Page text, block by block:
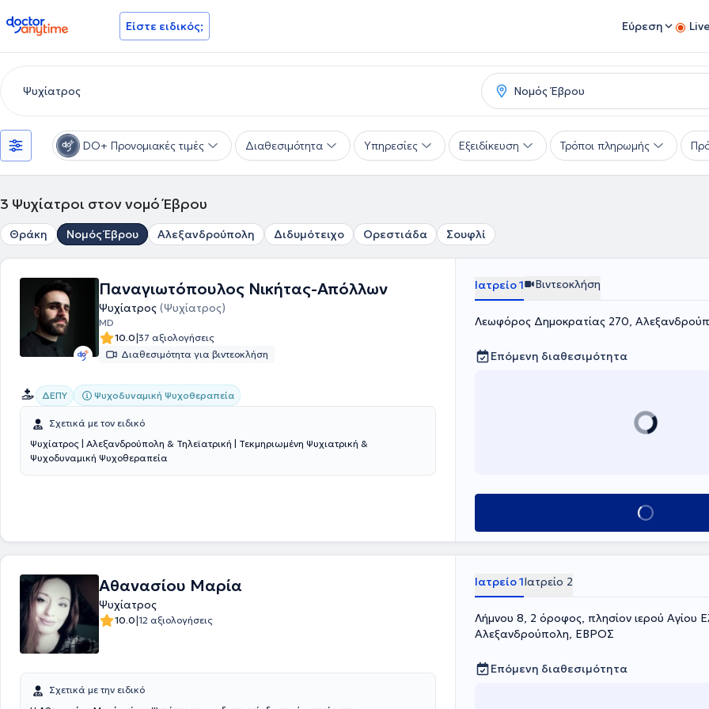
doctoranytime Είστε ειδικός; Εύρεση
DO+ Προνομιακές τιμές Διαθεσιμότητα Υπηρεσίες Εξειδίκευση Τρόποι πληρωμής
3 Ψυχίατροι στον νομό Έβρου
Θράκη Νομός Έβρου Αλεξανδρούπολη Διδυμότειχο Ορεστιάδα Σουφλί
Παναγιωτόπουλος Νικήτας-Απόλλων
Ψυχίατρος (Ψυχίατρος)
MD
10.0|37 αξιολογήσεις
Διαθεσιμότητα για βιντεοκλήση
ΔΕΠΥ Ψυχοδυναμική Ψυχοθεραπεία
Σχετικά με τον ειδικό
Ψυχίατρος | Αλεξανδρούπολη & Τηλεϊατρική | Τεκμηριωμένη Ψυχιατρική &
Ψυχοδυναμική Ψυχοθεραπεία
Ιατρείο 1 Βιντεοκλήση
Λεωφόρος Δημοκρατίας 270,
Επόμενη διαθεσιμότητα
Κλείσε ραντεβού
Αθανασίου Μαρία
Ψυχίατρος
10.0|12 αξιολογήσεις
Σχετικά με την ειδικό
Ιατρείο 1Ιατρείο 2
Λήμνου 8, 2 όροφος, πλησίον ιερού Αγίου
Αλεξανδρούπολη, ΕΒΡΟΣ
Επόμενη διαθεσιμότητα